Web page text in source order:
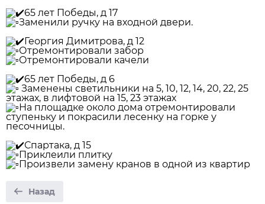
65 лет Победы, д 17
Заменили ручку на входной двери.
Георгия Димитрова, д 12
Отремонтировали забор
Отремонтировали качели
65 лет Победы, д 6
Заменены светильники на 5, 10, 12, 14, 20, 22, 25
этажах, в лифтовой на 15, 23 этажах
На площадке около дома отремонтировали
ступеньку и покрасили лесенку на горке у
песочницы.
Спартака, д 15
Приклеили плитку
Произвели замену кранов в одной из квартир
Назад